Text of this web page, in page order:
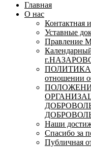
Главная
О нас
Контактная
Уставные
Правление
ПОЛИТИКА
отношении
Наши
Спасибо за
Публичная